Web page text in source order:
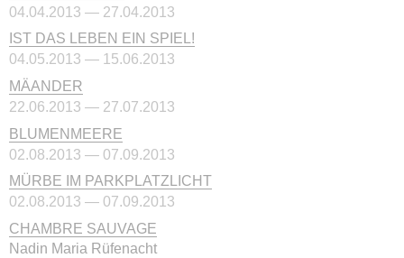
04.04.2013 — 27.04.2013
IST DAS LEBEN EIN SPIEL!
04.05.2013 — 15.06.2013
MÄANDER
22.06.2013 — 27.07.2013
BLUMENMEERE
02.08.2013 — 07.09.2013
MÜRBE IM PARKPLATZLICHT
02.08.2013 — 07.09.2013
CHAMBRE SAUVAGE
Nadin Maria Rüfenacht